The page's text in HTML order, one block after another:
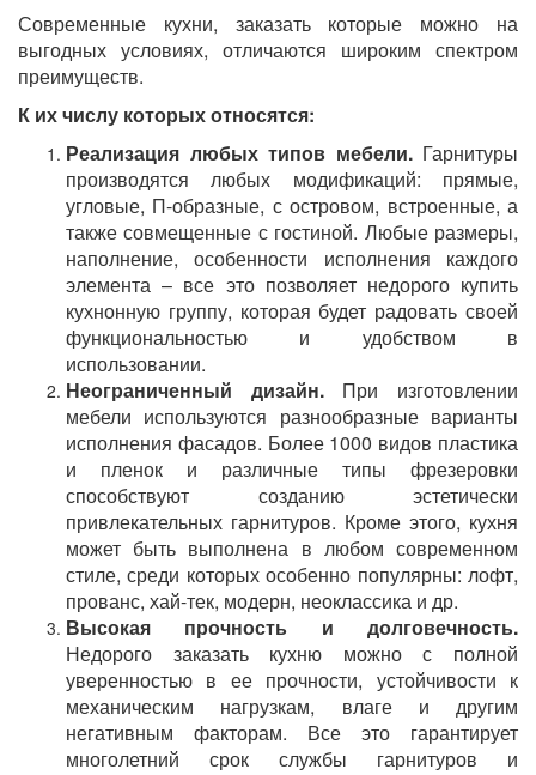
Современные кухни, заказать которые можно на
выгодных условиях, отличаются широким спектром
преимуществ.
К их числу которых относятся:
Реализация любых типов мебели.Гарнитуры
производятся любых модификаций: прямые,
угловые, П-образные, с островом, встроенные, а
также совмещенные с гостиной. Любые размеры,
наполнение, особенности исполнения каждого
элемента – все это позволяет недорого купить
кухнонную группу, которая будет радовать своей
функциональностью и удобством в
использовании.
Неограниченный дизайн. При изготовлении
мебели используются разнообразные варианты
исполнения фасадов. Более 1000 видов пластика
и пленок и различные типы фрезеровки
способствуют созданию эстетически
привлекательных гарнитуров. Кроме этого, кухня
может быть выполнена в любом современном
стиле, среди которых особенно популярны: лофт,
прованс, хай-тек, модерн, неоклассика и др.
Высокая прочность и долговечность.
Недорого заказать кухню можно с полной
уверенностью в ее прочности, устойчивости к
механическим нагрузкам, влаге и другим
негативным факторам. Все это гарантирует
многолетний срок службы гарнитуров и